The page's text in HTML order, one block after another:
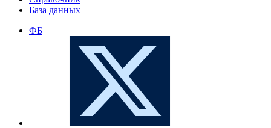
База данных
ФБ